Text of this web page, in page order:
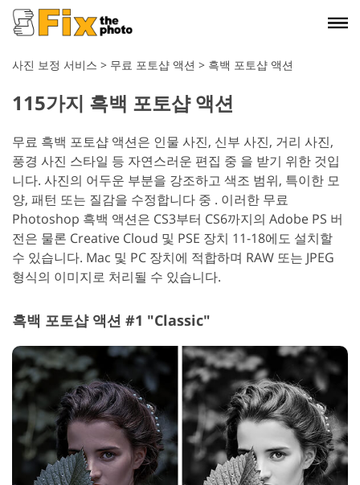
사진 보정 서비스 > 무료 포토샵 액션 > 흑백 포토샵 액션
115가지 흑백 포토샵 액션
무료 흑백 포토샵 액션은 인물 사진, 신부 사진, 거리 사진,
풍경 사진 스타일 등 자연스러운 편집 중 을 받기 위한 것입
니다. 사진의 어두운 부분을 강조하고 색조 범위, 특이한 모
양, 패턴 또는 질감을 수정합니다 중 . 이러한 무료
Photoshop 흑백 액션은 CS3부터 CS6까지의 Adobe PS 버
전은 물론 Creative Cloud 및 PSE 장치 11-18에도 설치할
수 있습니다. Mac 및 PC 장치에 적합하며 RAW 또는 JPEG
형식의 이미지로 처리될 수 있습니다.
흑백 포토샵 액션 #1 "Classic"